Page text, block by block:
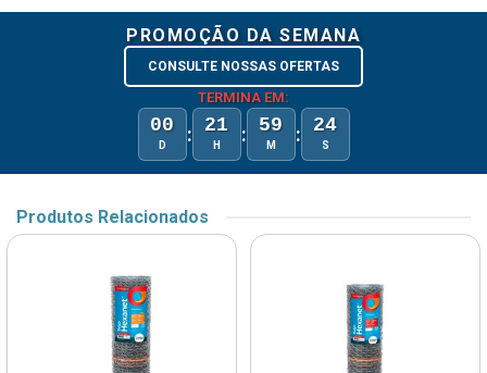
PROMOÇÃO DA SEMANA
CONSULTE NOSSAS OFERTAS
TERMINA EM:
00
D : 21
H : 59
M : 24
S
Produtos Relacionados